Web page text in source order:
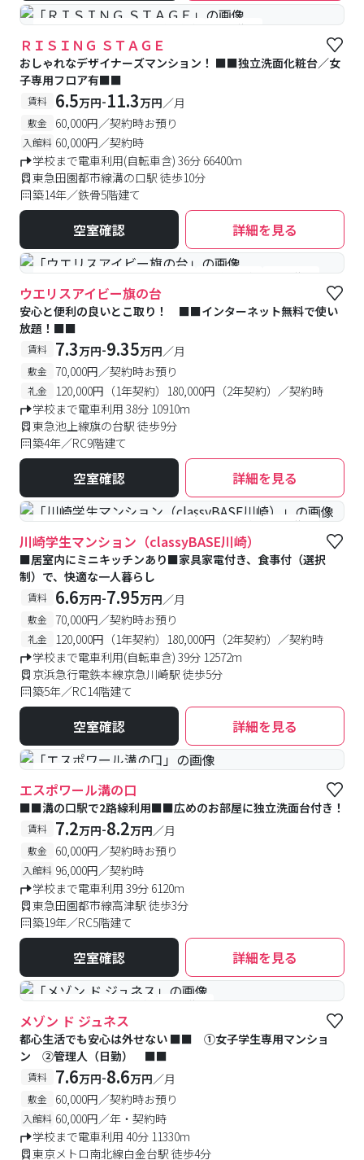
#女性専用フロアあり #予約受付中 #空室待ち
ＲＩＳＩＮＧ ＳＴＡＧＥ
おしゃれなデザイナーズマンション！ ■■独立洗面化粧台／女
子専用フロア有■■
賃料 6.5万円-11.3万円／月
敷金 60,000円／契約時お預り
入館料 60,000円／契約時
学校まで電車利用(自転車含) 36分 66400m
東急田園都市線溝の口駅 徒歩10分
築14年／鉄骨5階建て
空室確認 詳細を見る
#食事付き #女性専用フロアあり #予約受付中 #空室待ち
ウエリスアイビー旗の台
安心と便利の良いとこ取り！ ■■インターネット無料で使い
放題！■■
賃料 7.3万円-9.35万円／月
敷金 70,000円／契約時お預り
礼金
120,000円（1年契約）180,000円（2年契約）／契約時
学校まで電車利用 38分 10910m
東急池上線旗の台駅 徒歩9分
築4年／RC9階建て
空室確認 詳細を見る
#食事付き #女性専用フロアあり #予約受付中 #空室待ち
川崎学生マンション（classyBASE川崎）
■居室内にミニキッチンあり■家具家電付き、食事付（選択
制）で、快適な一人暮らし
賃料 6.6万円-7.95万円／月
敷金 70,000円／契約時お預り
礼金
120,000円（1年契約）180,000円（2年契約）／契約時
学校まで電車利用(自転車含) 39分 12572m
京浜急行電鉄本線京急川崎駅 徒歩5分
築5年／RC14階建て
空室確認 詳細を見る
#予約受付中 #空室待ち
エスポワール溝の口
■■溝の口駅で2路線利用■■広めのお部屋に独立洗面台付き！
賃料 7.2万円-8.2万円／月
敷金 60,000円／契約時お預り
入館料 96,000円／契約時
学校まで電車利用 39分 6120m
東急田園都市線高津駅 徒歩3分
築19年／RC5階建て
空室確認 詳細を見る
#女性専用 #予約受付中 #空室待ち
メゾン ド ジュネス
都心生活でも安心は外せない ■■ ①女子学生専用マンショ
ン ②管理人（日勤） ■■
賃料 7.6万円-8.6万円／月
敷金 60,000円／契約時お預り
入館料 60,000円／年・契約時
学校まで電車利用 40分 11330m
東京メトロ南北線白金台駅 徒歩4分